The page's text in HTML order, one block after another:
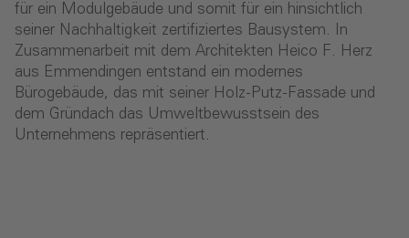
für ein Modulgebäude und somit für ein hinsichtlich
seiner Nachhaltigkeit zertifiziertes Bausystem. In
Zusammenarbeit mit dem Architekten Heico F. Herz
aus Emmendingen entstand ein modernes
Bürogebäude, das mit seiner Holz-Putz-Fassade und
dem Gründach das Umweltbewusstsein des
Unternehmens repräsentiert.